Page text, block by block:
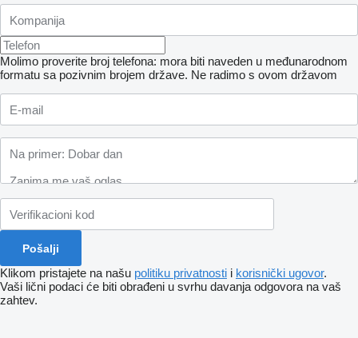
Molimo proverite broj telefona: mora biti naveden u međunarodnom
formatu sa pozivnim brojem države. Ne radimo s ovom državom
Klikom pristajete na našu politiku privatnosti i korisnički ugovor.
Vaši lični podaci će biti obrađeni u svrhu davanja odgovora na vaš
zahtev.